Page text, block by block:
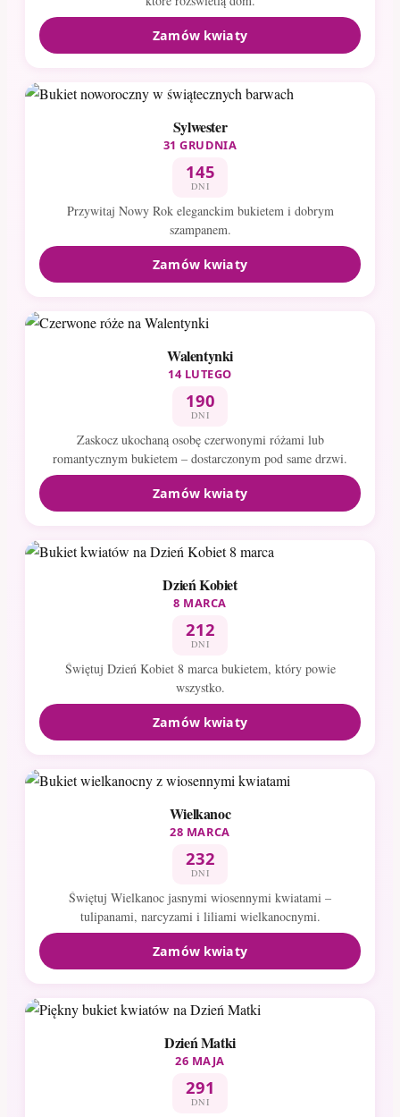
Zamów kwiaty
Sylwester
31 GRUDNIA
145
DNI
Przywitaj Nowy Rok eleganckim bukietem i dobrym
szampanem.
Zamów kwiaty
Walentynki
14 LUTEGO
190
DNI
Zaskocz ukochaną osobę czerwonymi różami lub
romantycznym bukietem – dostarczonym pod same drzwi.
Zamów kwiaty
Dzień Kobiet
8 MARCA
212
DNI
Świętuj Dzień Kobiet 8 marca bukietem, który powie
wszystko.
Zamów kwiaty
Wielkanoc
28 MARCA
232
DNI
Świętuj Wielkanoc jasnymi wiosennymi kwiatami –
tulipanami, narcyzami i liliami wielkanocnymi.
Zamów kwiaty
Dzień Matki
26 MAJA
291
DNI